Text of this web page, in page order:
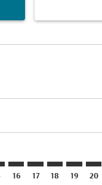
16 17 18 19 20